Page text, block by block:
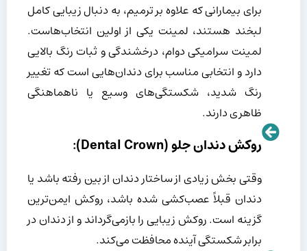
برای بیمارانی که علاوه بر ترمیم، به دنبال زیبایی کامل
لبخند هستند، لمینت یکی از اولین انتخاب‌هاست.
لمینت سرامیکی دوام، درخشندگی و ثبات رنگ بالایی
دارد و انتخابی مناسب برای دندان‌هایی است که تغییر
رنگ شدید، شکستگی‌های وسیع یا ناهماهنگی
ظاهری دارند.
روکش دندان جلو (Dental Crown):
وقتی بخش زیادی از ساختار دندان از بین رفته باشد یا
دندان قبلاً عصب‌کشی شده باشد، روکش ایمن‌ترین
گزینه است. روکش زیبایی را بازمی‌گرداند و از دندان در
برابر شکستگی آینده محافظت می‌کند.